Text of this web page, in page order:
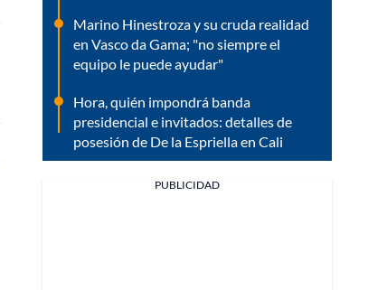
Marino Hinestroza y su cruda realidad
en Vasco da Gama; "no siempre el
equipo le puede ayudar"
Hora, quién impondrá banda
presidencial e invitados: detalles de
posesión de De la Espriella en Cali
PUBLICIDAD